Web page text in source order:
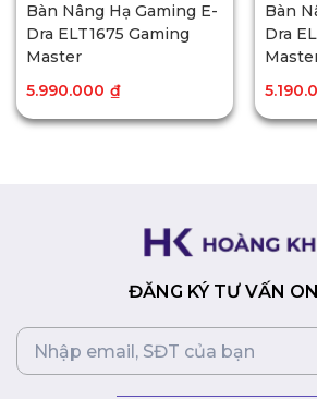
Bàn Nâng Hạ Gaming E-
Dra ELT1675 Gaming
Master
5.990.000 ₫
Bàn
Dra
ĐĂNG KÝ TƯ VẤN